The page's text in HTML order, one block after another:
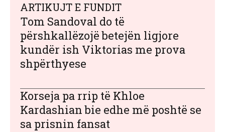
ARTIKUJT E FUNDIT
Tom Sandoval do të
përshkallëzojë betejën ligjore
kundër ish Viktorias me prova
shpërthyese
Korseja pa rrip të Khloe
Kardashian bie edhe më poshtë se
sa prisnin fansat